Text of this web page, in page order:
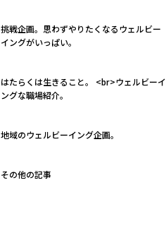
挑戦企画。思わずやりたくなるウェルビー
イングがいっぱい。
はたらくは生きること。 <br>ウェルビーイ
ングな職場紹介。
地域のウェルビーイング企画。
その他の記事